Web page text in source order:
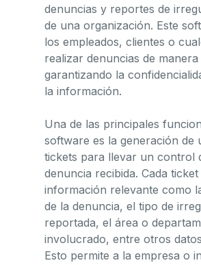
denuncias y reportes de
de una organización. Este
los empleados, clientes o
realizar denuncias de
garantizando la
la información.
Una de las principales
software es la generación de
tickets para llevar un control
denuncia recibida. Cada
información relevante como
de la denuncia, el tipo de
reportada, el área o
involucrado, entre otros
Esto permite a la empresa o